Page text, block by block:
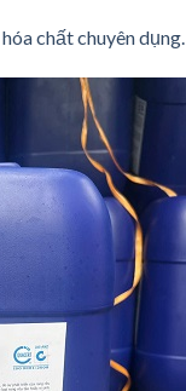
hóa chất chuyên dụng.